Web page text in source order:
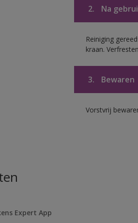
2. Na
Reiniging
kraan.
3. Bewaren
Vorstvrij
Expert App